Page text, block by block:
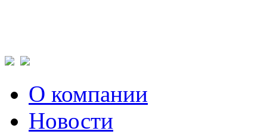
О компании
Новости